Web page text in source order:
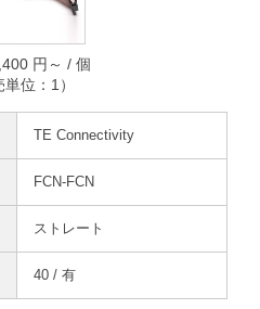
円～ / 個
単位：1）
TE Connectivity
FCN-FCN
ストレート
40 / 有